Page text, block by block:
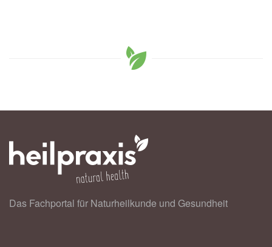
Das Fachportal für Naturheilkunde und Gesundheit